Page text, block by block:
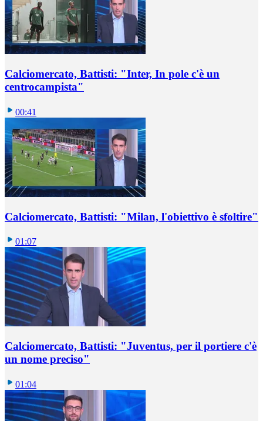
Calciomercato, Battisti: "Inter, In pole c'è un
centrocampista"
00:41
Calciomercato, Battisti: "Milan, l'obiettivo è sfoltire"
01:07
Calciomercato, Battisti: "Juventus, per il portiere c'è
un nome preciso"
01:04